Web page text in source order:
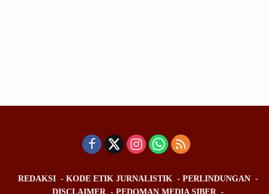
REDAKSI KODE ETIK JURNALISTIK
PERLINDUNGAN
DISCLAIMER
PEDOMAN MEDIA SIBER